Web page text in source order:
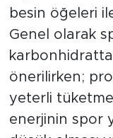
besin öğeleri ile
Genel olarak
önerilirken;
yeterli
enerjinin spor